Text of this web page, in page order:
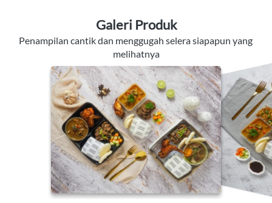
Galeri Produk
Penampilan cantik dan menggugah selera siapapun yang
melihatnya